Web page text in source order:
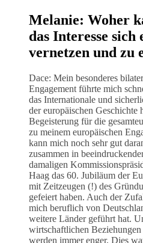
Melanie: Woher
das Interesse sich
vernetzen und zu
Dace: Mein besonderes
Engagement führte mich
das Internationale und
der europäischen Geschichte
Begeisterung für die
zu meinem europäischen
kann mich noch sehr gut
zusammen in
damaligen
Haag das 60. Jubiläum der
mit Zeitzeugen (!) des
gefeiert haben. Auch der
mich beruflich von
weitere Länder geführt hat.
wirtschaftlichen
werden immer enger. Dies